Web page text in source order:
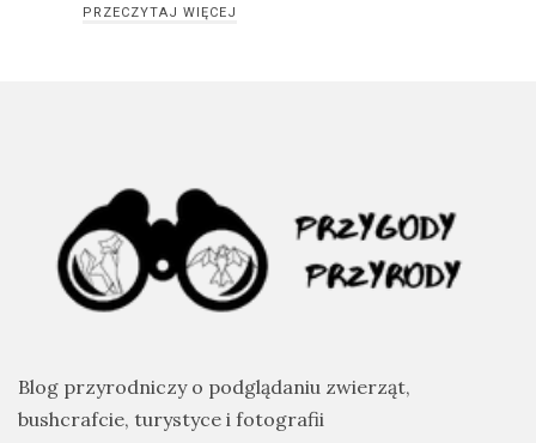
PRZECZYTAJ WIĘCEJ
Blog przyrodniczy o podglądaniu zwierząt,
bushcrafcie, turystyce i fotografii